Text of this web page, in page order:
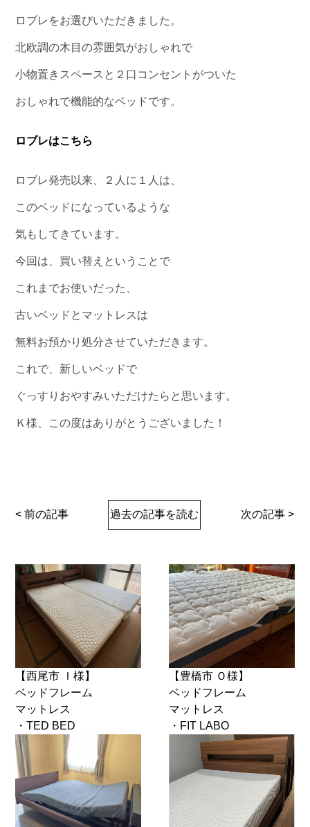
ロブレをお選びいただきました。
北欧調の木目の雰囲気がおしゃれで
小物置きスペースと２口コンセントがついた
おしゃれで機能的なベッドです。
ロブレはこちら
ロブレ発売以来、２人に１人は、
このベッドになっているような
気もしてきています。
今回は、買い替えということで
これまでお使いだった、
古いベッドとマットレスは
無料お預かり処分させていただきます。
これで、新しいベッドで
ぐっすりおやすみいただけたらと思います。
Ｋ様、この度はありがとうございました！
< 前の記事 過去の記事を読む 次の記事 >
【西尾市 Ｉ様】
ベッドフレーム
マットレス
・TED BED
【豊橋市 Ｏ様】
ベッドフレーム
マットレス
・FIT LABO